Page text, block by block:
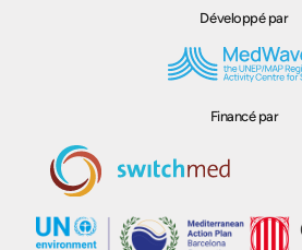
Développé par
Financé par